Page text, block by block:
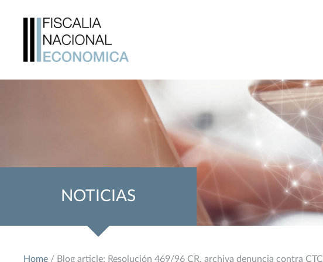
NOTICIAS
Home / Blog article: Resolución 469/96 CR, archiva denuncia contra CTC